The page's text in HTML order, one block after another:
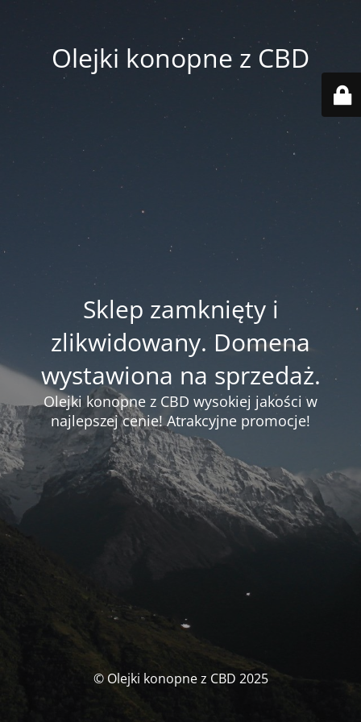
Olejki konopne z CBD
Sklep zamknięty i
zlikwidowany. Domena
wystawiona na sprzedaż.
Olejki konopne z CBD wysokiej jakości w
najlepszej cenie! Atrakcyjne promocje!
© Olejki konopne z CBD 2025